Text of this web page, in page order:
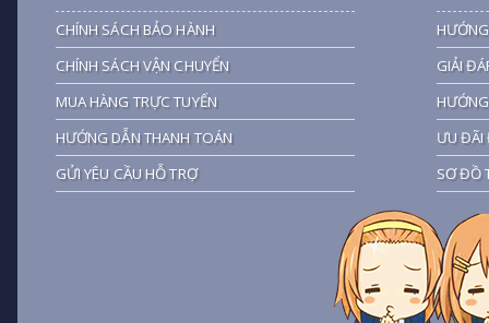
CHÍNH SÁCH BẢO HÀNH
CHÍNH SÁCH VẬN CHUYỂN
MUA HÀNG TRỰC TUYẾN
HƯỚNG DẪN THANH TOÁN
GỬI YÊU CẦU HỖ TRỢ
GIẢI
ƯU ĐÃI
SƠ ĐỒ